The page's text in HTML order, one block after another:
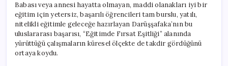
Babası veya annesi hayatta olmayan, maddi olanakları iyi bir
eğitim için yetersiz, başarılı öğrencileri tam burslu, yatılı,
nitelikli eğitimle geleceğe hazırlayan Darüşşafaka’nın bu
uluslararası başarısı, “Eğitimde Fırsat Eşitliği” alanında
yürüttüğü çalışmaların küresel ölçekte de takdir gördüğünü
ortaya koydu.